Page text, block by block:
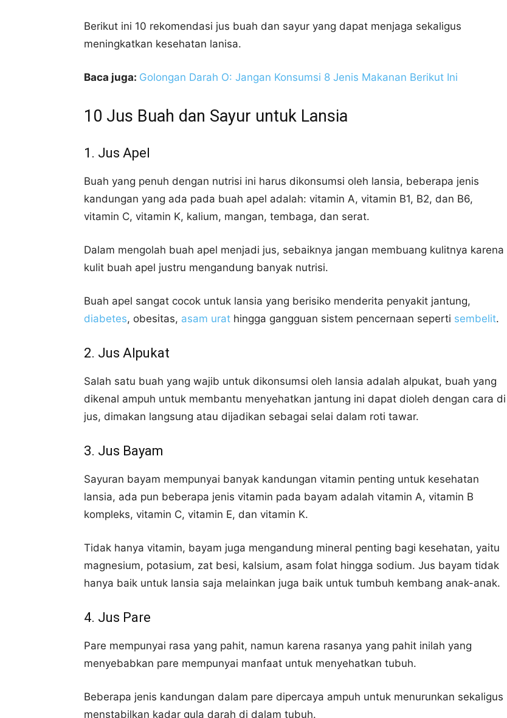
Berikut ini 10 rekomendasi jus buah dan sayur yang dapat menjaga sekaligus
meningkatkan kesehatan lanisa.
Baca juga: Golongan Darah O: Jangan Konsumsi 8 Jenis Makanan Berikut Ini
10 Jus Buah dan Sayur untuk Lansia
1. Jus Apel
Buah yang penuh dengan nutrisi ini harus dikonsumsi oleh lansia, beberapa jenis
kandungan yang ada pada buah apel adalah: vitamin A, vitamin B1, B2, dan B6,
vitamin C, vitamin K, kalium, mangan, tembaga, dan serat.
Dalam mengolah buah apel menjadi jus, sebaiknya jangan membuang kulitnya karena
kulit buah apel justru mengandung banyak nutrisi.
Buah apel sangat cocok untuk lansia yang berisiko menderita penyakit jantung,
diabetes, obesitas, asam urat hingga gangguan sistem pencernaan seperti sembelit.
2. Jus Alpukat
Salah satu buah yang wajib untuk dikonsumsi oleh lansia adalah alpukat, buah yang
dikenal ampuh untuk membantu menyehatkan jantung ini dapat dioleh dengan cara di
jus, dimakan langsung atau dijadikan sebagai selai dalam roti tawar.
3. Jus Bayam
Sayuran bayam mempunyai banyak kandungan vitamin penting untuk kesehatan
lansia, ada pun beberapa jenis vitamin pada bayam adalah vitamin A, vitamin B
kompleks, vitamin C, vitamin E, dan vitamin K.
Tidak hanya vitamin, bayam juga mengandung mineral penting bagi kesehatan, yaitu
magnesium, potasium, zat besi, kalsium, asam folat hingga sodium. Jus bayam tidak
hanya baik untuk lansia saja melainkan juga baik untuk tumbuh kembang anak-anak.
4. Jus Pare
Pare mempunyai rasa yang pahit, namun karena rasanya yang pahit inilah yang
menyebabkan pare mempunyai manfaat untuk menyehatkan tubuh.
Beberapa jenis kandungan dalam pare dipercaya ampuh untuk menurunkan sekaligus
menstabilkan kadar gula darah di dalam tubuh.